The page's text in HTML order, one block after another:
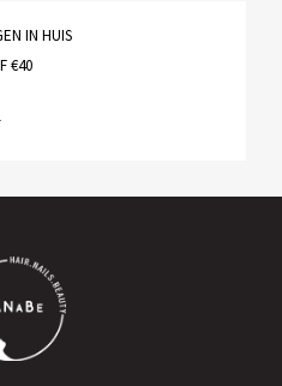
IN HUIS
€40